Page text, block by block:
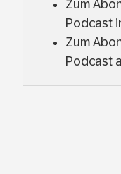
Zum
Podcast
Zum
Podcast